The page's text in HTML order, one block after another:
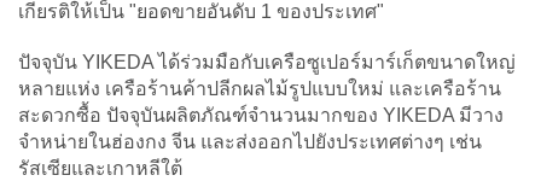
เกียรติให้เป็น "ยอดขายอันดับ 1 ของประเทศ"
ปัจจุบัน YIKEDA ได้ร่วมมือกับเครือซูเปอร์มาร์เก็ตขนาดใหญ่
หลายแห่ง เครือร้านค้าปลีกผลไม้รูปแบบใหม่ และเครือร้าน
สะดวกซื้อ ปัจจุบันผลิตภัณฑ์จำนวนมากของ YIKEDA มีวาง
จำหน่ายในฮ่องกง จีน และส่งออกไปยังประเทศต่างๆ เช่น
รัสเซียและเกาหลีใต้